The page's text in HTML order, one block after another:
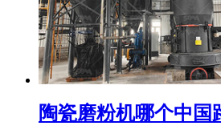
陶瓷磨粉机哪个中国